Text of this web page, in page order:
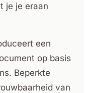
je je eraan
een
op basis
Beperkte
van